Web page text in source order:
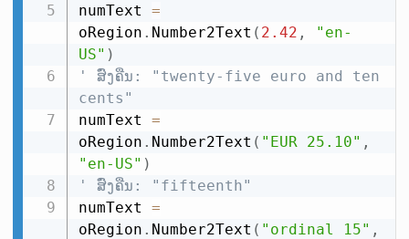
numText =
oRegion . Number2Text ( 2.42 ,
"en-
US" )
' ສົ່ງຄືນ: "twenty-five euro and ten
cents"
numText =
oRegion . Number2Text ( "EUR 25.10" ,
"en-US" )
' ສົ່ງຄືນ: "fifteenth"
numText =
oRegion . Number2Text ( "ordinal 15" ,